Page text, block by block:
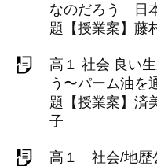
なのだろう 日
題【授業案】
高１ 社会 良い
う〜パーム油
題【授業案】
子
高１ 社会/地歴